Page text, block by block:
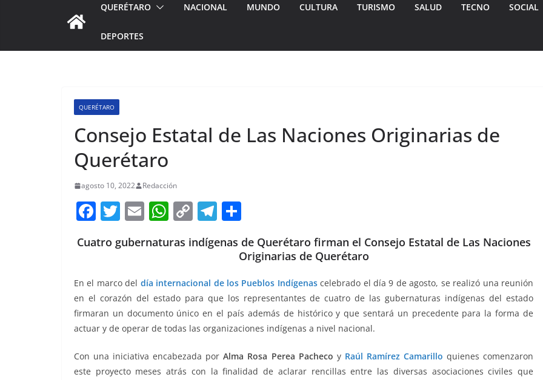
QUERÉTARO NACIONAL MUNDO CULTURA TURISMO SALUD TECNO SOCIAL
DEPORTES
QUERÉTARO
Consejo Estatal de Las Naciones Originarias de
Querétaro
agosto 10, 2022 Redacción
F
c
b
o
o
T
itt
E
ai
W
at
A
p
p
C
p
Li
n
k
T
e
a
m
ar
e
Cuatro gubernaturas indígenas de Querétaro firman el Consejo Estatal de Las Naciones
Originarias de Querétaro
En el marco del día internacional de los Pueblos Indígenascelebrado el día 9 de agosto, se realizó una reunión
en el corazón del estado para que los representantes de cuatro de las gubernaturas indígenas del estado
firmaran un documento único en el país además de histórico y que sentará un precedente para la forma de
actuar y de operar de todas las organizaciones indígenas a nivel nacional.
Con una iniciativa encabezada porAlma Rosa Perea Pacheco y Raúl Ramírez Camarillo quienes comenzaron
este proyecto meses atrás con la finalidad de aclarar rencillas entre las diversas asociaciones civiles que